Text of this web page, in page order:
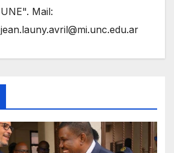
UNE". Mail:
jean.launy.avril@mi.unc.edu.ar